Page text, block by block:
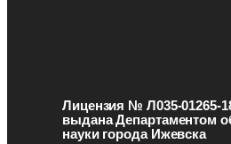
Лицензия № Л035-01265-
выдана Департаментом
науки города Ижевска